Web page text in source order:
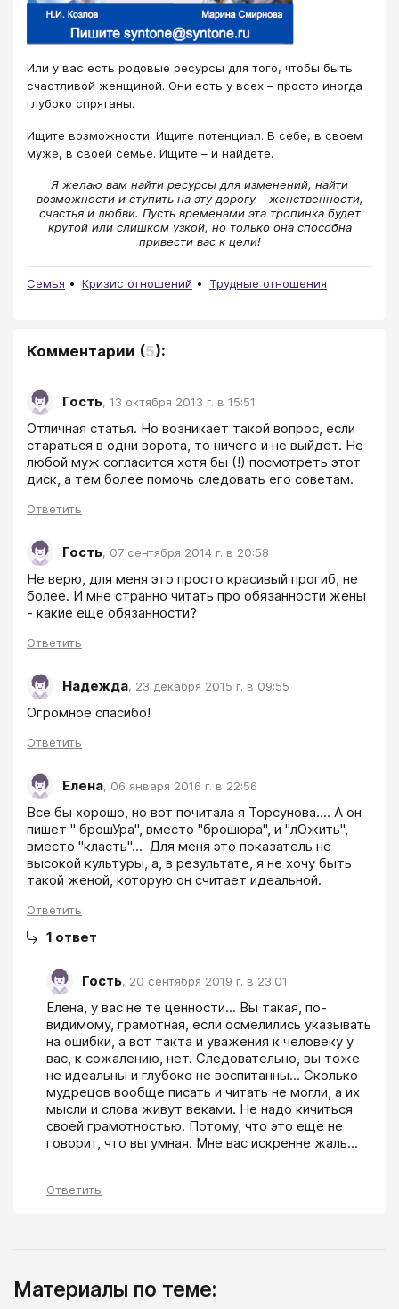
Или у вас есть родовые ресурсы для того, чтобы быть
счастливой женщиной. Они есть у всех – просто иногда
глубоко спрятаны.
Ищите возможности. Ищите потенциал. В себе, в своем
муже, в своей семье. Ищите – и найдете.
Я желаю вам найти ресурсы для изменений, найти
возможности и ступить на эту дорогу – женственности,
счастья и любви. Пусть временами эта тропинка будет
крутой или слишком узкой, но только она способна
привести вас к цели!
Семья Кризис отношений Трудные отношения
Комментарии (5):
Гость, 13 октября 2013 г. в 15:51
Отличная статья. Но возникает такой вопрос, если
стараться в одни ворота, то ничего и не выйдет. Не
любой муж согласится хотя бы (!) посмотреть этот
диск, а тем более помочь следовать его советам.
Ответить
Гость, 07 сентября 2014 г. в 20:58
Не верю, для меня это просто красивый прогиб, не
более. И мне странно читать про обязанности жены
- какие еще обязанности?
Ответить
Надежда, 23 декабря 2015 г. в 09:55
Ответить
Елена, 06 января 2016 г. в 22:56
Все бы хорошо, но вот почитала я Торсунова.... А он
пишет " брошУра'', вместо "брошюра", и "лОжить",
вместо "класть"...  Для меня это показатель не
высокой культуры, а, в результате, я не хочу быть
такой женой, которую он считает идеальной.
Ответить
1 ответ
Гость, 20 сентября 2019 г. в 23:01
Елена, у вас не те ценности... Вы такая, по-
видимому, грамотная, если осмелились указывать
на ошибки, а вот такта и уважения к человеку у
вас, к сожалению, нет. Следовательно, вы тоже
не идеальны и глубоко не воспитанны... Сколько
мудрецов вообще писать и читать не могли, а их
мысли и слова живут веками. Не надо кичиться
своей грамотностью. Потому, что это ещё не
говорит, что вы умная. Мне вас искренне жаль...
Ответить
Материалы по теме: